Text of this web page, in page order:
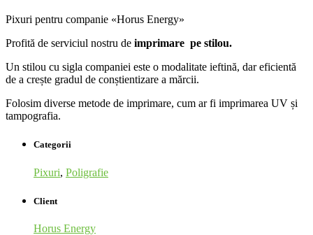
Pixuri pentru companie «Horus Energy»
Profită de serviciul nostru de imprimare pe stilou.
Un stilou cu sigla companiei este o modalitate ieftină, dar eficientă
de a crește gradul de conștientizare a mărcii.
Folosim diverse metode de imprimare, cum ar fi imprimarea UV și
tampografia.
Categorii
Pixuri, Poligrafie
Client
Horus Energy